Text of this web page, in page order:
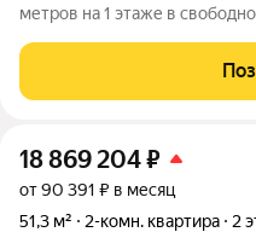
метров на 1 этаже в
Застройщик ООО Флагман.
жильем, дом введен в
18 869 204₽
от 90 391 ₽ в месяц
51,3 м²
2-комн. квартира 2